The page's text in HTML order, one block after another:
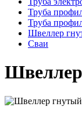
Труба
Труба
Швеллер
Сваи
Швеллер